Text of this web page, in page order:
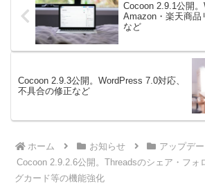
Cocoon 2.9.1公開。
Amazon・楽天商品
など
Cocoon 2.9.3公開。WordPress 7.0対応、
不具合の修正など
ホーム お知らせ
アップデ
Cocoon 2.9.2.6公開。Threadsのシェア・フォ
グカード等の機能強化